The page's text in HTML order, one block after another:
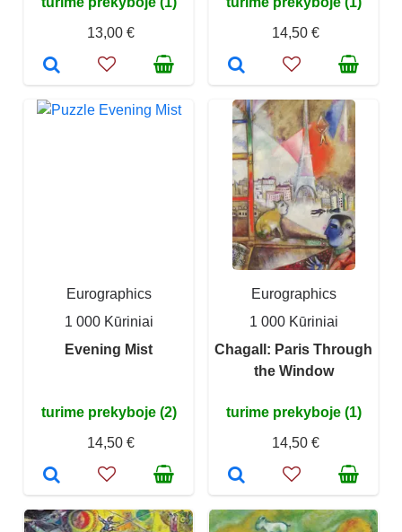
13,00 €
14,50 €
Eurographics
1 000 Kūriniai
Evening Mist
turime prekyboje (2)
14,50 €
Eurographics
1 000 Kūriniai
Chagall: Paris Through
the Window
turime prekyboje (1)
14,50 €